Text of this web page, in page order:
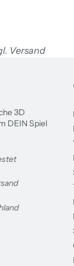
Versand
3D
DEIN Spiel